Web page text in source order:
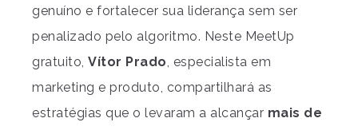
genuíno e fortalecer sua liderança sem ser
penalizado pelo algoritmo. Neste MeetUp
gratuito, Vítor Prado, especialista em
marketing e produto, compartilhará as
estratégias que o levaram a alcançar mais de